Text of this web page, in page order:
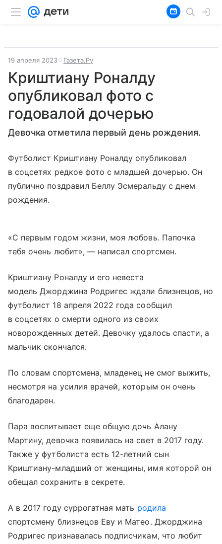
19 апреля 2023 Газета.Ру
Криштиану Роналду
опубликовал фото с
годовалой дочерью
Девочка отметила первый день рождения.
Футболист Криштиану Роналду опубликовал
в соцсетях редкое фото с младшей дочерью. Он
публично поздравил Беллу Эсмеральду с днем
рождения.
«С первым годом жизни, моя любовь. Папочка
тебя очень любит», — написал спортсмен.
Криштиану Роналду и его невеста
модель Джорджина Родригес ждали близнецов, но
футболист 18 апреля 2022 года сообщил
в соцсетях о смерти одного из своих
новорожденных детей. Девочку удалось спасти, а
мальчик скончался.
По словам спортсмена, младенец не смог выжить,
несмотря на усилия врачей, которым он очень
благодарен.
Пара воспитывает еще общую дочь Алану
Мартину, девочка появилась на свет в 2017 году.
Также у футболиста есть 12-летний сын
Криштиану-младший от женщины, имя которой он
обещал сохранить в секрете.
А в 2017 году суррогатная мать родила
спортсмену близнецов Еву и Матео. Джорджина
Родригес признавалась подписчикам, что любит